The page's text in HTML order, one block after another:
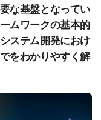
な基盤となってい
ムワークの基本的
ステム開発におけ
をわかりやすく解